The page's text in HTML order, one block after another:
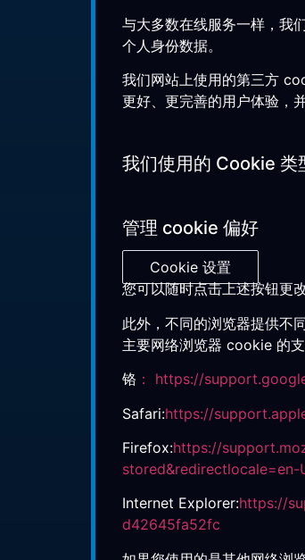
与大多数在线服务一样，我
个人身份数据。
我们网站上使用的第三方
更好、更完善的用户体验，
我们使用的 Cookie 类
管理 cookie 偏好
Cookie 设置
您可以随时点击上述按钮更
此外，不同的浏览器提供不
主要网络浏览器 cookie 的支
铬 ： https://
Safari:https://
Firefox:https://
stored&redirectlocale=en-
Internet Explorer:https://
d42645fa52fc